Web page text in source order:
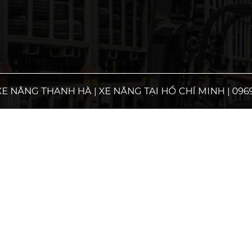
NÂNG THANH HÀ | XE NÂNG TẠI HỒ CHÍ MINH |